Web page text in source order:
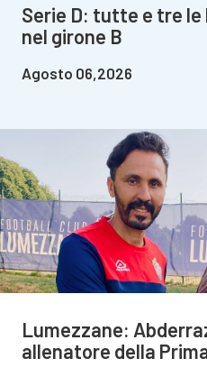
Serie D: tutte e tre
nel girone B
Agosto 06,2026
Lumezzane:
allenatore della